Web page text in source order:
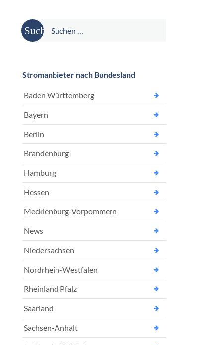
Suche
nach:
Stromanbieter nach Bundesland
Baden Württemberg
Bayern
Berlin
Brandenburg
Hamburg
Hessen
Mecklenburg-Vorpommern
News
Niedersachsen
Nordrhein-Westfalen
Rheinland Pfalz
Saarland
Sachsen-Anhalt